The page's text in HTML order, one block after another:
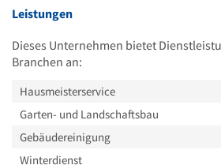
Leistungen
Dieses Unternehmen bietet
Branchen an:
Hausmeisterservice
Garten- und Landschaftsbau
Gebäudereinigung
Winterdienst